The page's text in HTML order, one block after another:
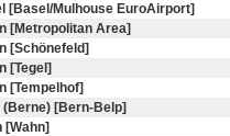
[Basel/Mulhouse EuroAirport]
[Metropolitan Area]
[Schönefeld]
[Tegel]
[Tempelhof]
(Berne) [Bern-Belp]
[Wahn]